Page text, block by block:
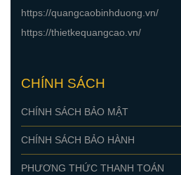
https://quangcaobinhduong.vn/
https://thietkequangcao.vn/
CHÍNH SÁCH
CHÍNH SÁCH BẢO MẬT
CHÍNH SÁCH BẢO HÀNH
PHƯƠNG THỨC THANH TOÁN